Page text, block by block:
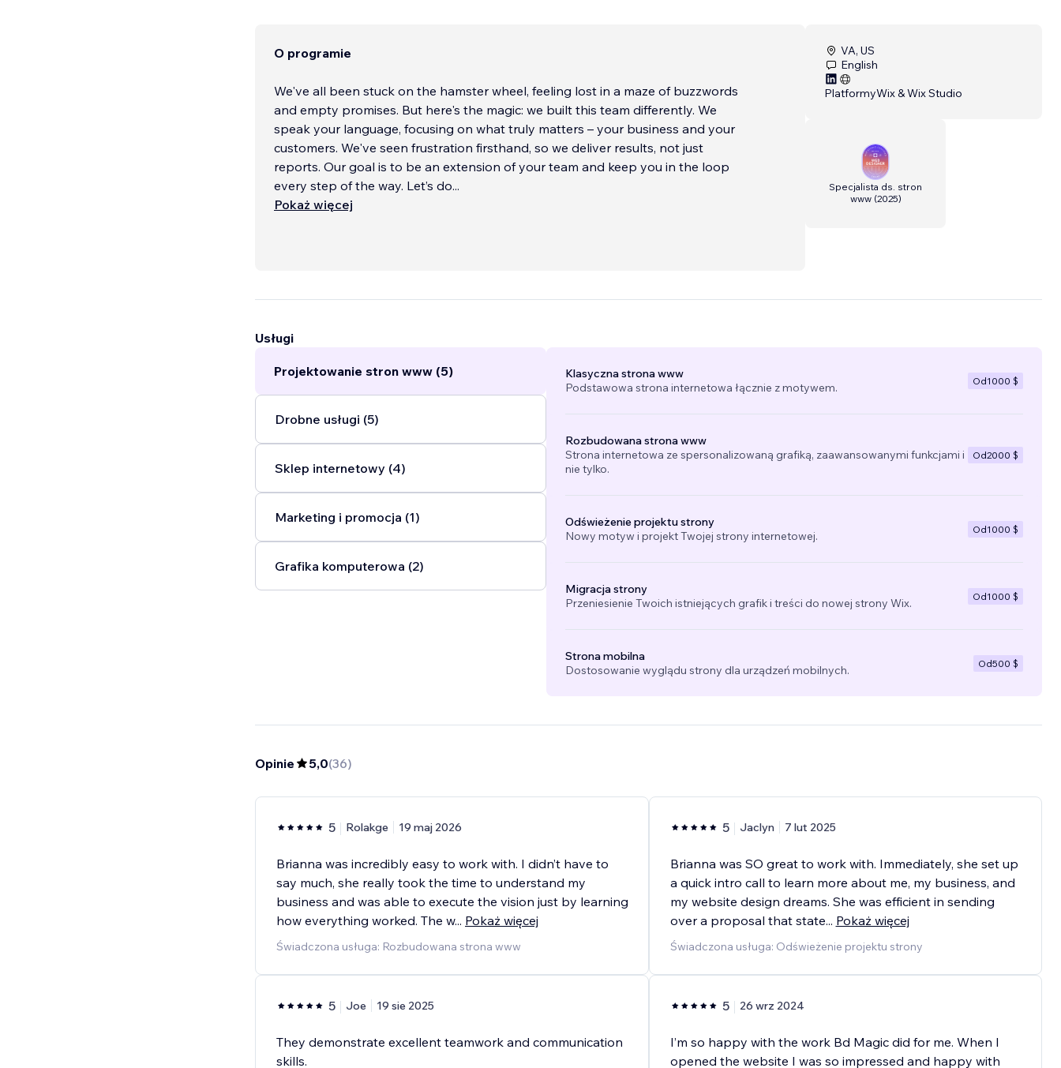
O programie
We've all been stuck on the hamster wheel, feeling lost in a maze of buzzwords
and empty promises. But here's the magic: we built this team differently. We
speak your language, focusing on what truly matters – your business and your
customers. We've seen frustration firsthand, so we deliver results, not just
reports. Our goal is to be an extension of your team and keep you in the loop
every step of the way. Let’s do...
Pokaż więcej
VA, US
English
PlatformyWix & Wix Studio
Specjalista ds. stron
www(2025)
Usługi
Projektowanie stron www (5)
Drobne usługi (5)
Sklep internetowy (4)
Marketing i promocja (1)
Grafika komputerowa (2)
Klasyczna strona www
Podstawowa strona internetowa łącznie z motywem.
Od1000 $
Rozbudowana strona www
Strona internetowa ze spersonalizowaną grafiką, zaawansowanymi funkcjami i
nie tylko.
Od2000 $
Odświeżenie projektu strony
Nowy motyw i projekt Twojej strony internetowej.
Od1000 $
Migracja strony
Przeniesienie Twoich istniejących grafik i treści do nowej strony Wix.
Od1000 $
Strona mobilna
Dostosowanie wyglądu strony dla urządzeń mobilnych.
Od500 $
Opinie 5,0(36)
5 Rolakge 19 maj 2026
Brianna was incredibly easy to work with. I didn’t have to
say much, she really took the time to understand my
business and was able to execute the vision just by learning
how everything worked. The w... Pokaż więcej
Świadczona usługa: Rozbudowana strona www
5 Joe 19 sie 2025
They demonstrate excellent teamwork and communication
skills.
5 Jaclyn 7 lut 2025
Brianna was SO great to work with. Immediately, she set up
a quick intro call to learn more about me, my business, and
my website design dreams. She was efficient in sending
over a proposal that state... Pokaż więcej
Świadczona usługa: Odświeżenie projektu strony
5 26 wrz 2024
I’m so happy with the work Bd Magic did for me. When I
opened the website I was so impressed and happy with